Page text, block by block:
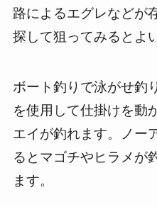
路によるエグレなどが
探して狙ってみるとよ
ボート釣りで泳がせ釣
を使用して仕掛けを動
エイが釣れます。ノー
るとマゴチやヒラメが
ます。